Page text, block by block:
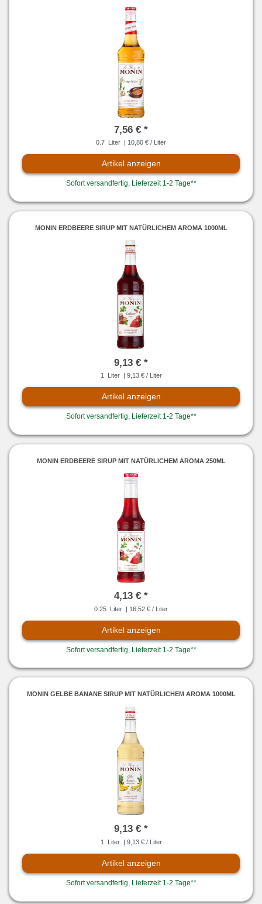
7,56 € *
0.7 Liter | 10,80 € / Liter
Artikel anzeigen
Sofort versandfertig, Lieferzeit 1-2 Tage**
MONIN ERDBEERE SIRUP MIT NATÜRLICHEM AROMA 1000ML
9,13 € *
1 Liter | 9,13 € / Liter
Artikel anzeigen
Sofort versandfertig, Lieferzeit 1-2 Tage**
MONIN ERDBEERE SIRUP MIT NATÜRLICHEM AROMA 250ML
4,13 € *
0.25 Liter | 16,52 € / Liter
Artikel anzeigen
Sofort versandfertig, Lieferzeit 1-2 Tage**
MONIN GELBE BANANE SIRUP MIT NATÜRLICHEM AROMA 1000ML
9,13 € *
1 Liter | 9,13 € / Liter
Artikel anzeigen
Sofort versandfertig, Lieferzeit 1-2 Tage**